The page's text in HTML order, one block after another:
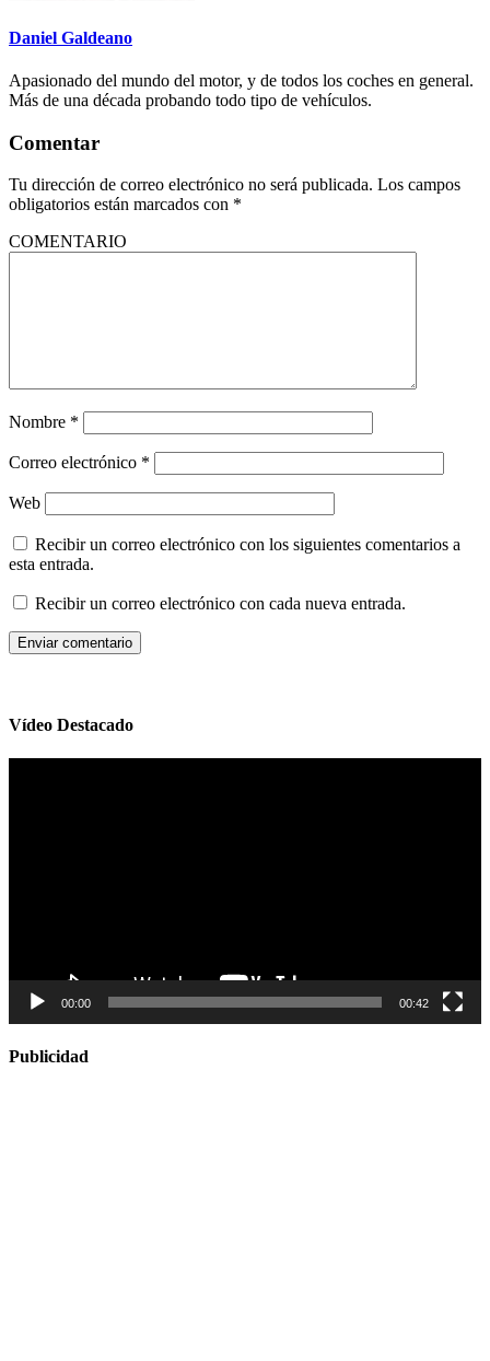
Daniel Galdeano
Apasionado del mundo del motor, y de todos los coches en general.
Más de una década probando todo tipo de vehículos.
Comentar
Tu dirección de correo electrónico no será publicada. Los campos
obligatorios están marcados con *
COMENTARIO
Nombre *
Correo electrónico *
Web
Recibir un correo electrónico con los siguientes comentarios a
esta entrada.
Recibir un correo electrónico con cada nueva entrada.
Vídeo Destacado
00:00 00:42
Publicidad